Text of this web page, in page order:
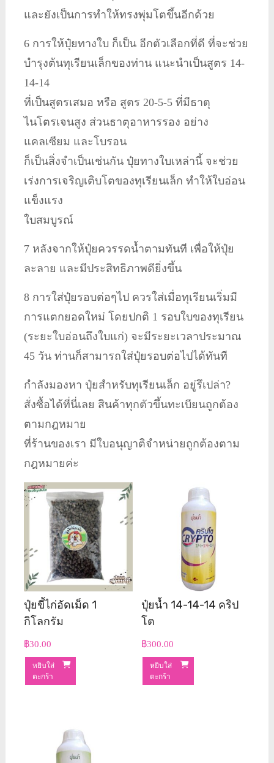
และยังเป็นการทำให้ทรงพุ่มโตขึ้นอีกด้วย
6 การให้ปุ๋ยทางใบ ก็เป็น อีกตัวเลือกที่ดี ที่จะช่วย
บำรุงต้นทุเรียนเล็กของท่าน แนะนำเป็นสูตร 14-
14-14
ที่เป็นสูตรเสมอ หรือ สูตร 20-5-5 ที่มีธาตุ
ไนโตรเจนสูง ส่วนธาตุอาหารรอง อย่าง
แคลเซียม และโบรอน
ก็เป็นสิ่งจำเป็นเช่นกัน ปุ๋ยทางใบเหล่านี้ จะช่วย
เร่งการเจริญเติบโตของทุเรียนเล็ก ทำให้ใบอ่อน
แข็งแรง
ใบสมบูรณ์
7 หลังจากให้ปุ๋ยควรรดน้ำตามทันที เพื่อให้ปุ๋ย
ละลาย และมีประสิทธิภาพดียิ่งขึ้น
8 การใส่ปุ๋ยรอบต่อๆไป ควรใส่เมื่อทุเรียนเริ่มมี
การแตกยอดใหม่ โดยปกติ 1 รอบใบของทุเรียน
(ระยะใบอ่อนถึงใบแก่) จะมีระยะเวลาประมาณ
45 วัน ท่านก็สามารถใส่ปุ๋ยรอบต่อไปได้ทันที
กำลังมองหา ปุ๋ยสำหรับทุเรียนเล็ก อยู่รึเปล่า?
สั่งซื้อได้ที่นี่เลย สินค้าทุกตัวขึ้นทะเบียนถูกต้อง
ตามกฎหมาย
ที่ร้านของเรา มีใบอนุญาติจำหน่ายถูกต้องตาม
กฎหมายค่ะ
ปุ๋ยขี้ไก่อัดเม็ด 1
กิโลกรัม
฿30.00
หยิบใส่
ตะกร้า
ปุ๋ยน้ำ 14-14-14 คริป
โต
฿300.00
หยิบใส่
ตะกร้า